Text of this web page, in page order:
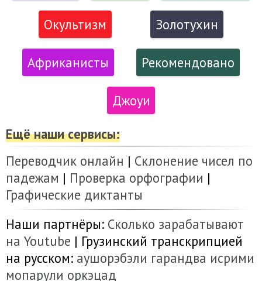
Окультизм Золотухин
Африканисты Рекомендовано
Джоуи
Ещё наши сервисы:
Переводчик онлайн | Склонение чисел по
падежам | Проверка орфографии |
Графические диктанты
Наши партнёры: Сколько зарабатывают
на Youtube | Грузинский транскрипцией
на русском: аушорэбэли гарандва исрими
мопарули оркэцад